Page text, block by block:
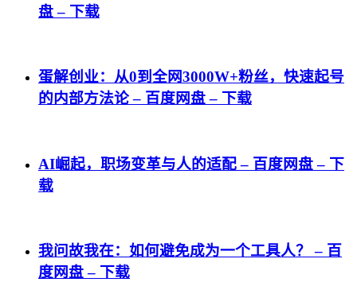
盘 – 下载
蛋解创业：从0到全网3000W+粉丝，快速起号
的内部方法论 – 百度网盘 – 下载
AI崛起，职场变革与人的适配 – 百度网盘 – 下
载
我问故我在：如何避免成为一个工具人？ – 百
度网盘 – 下载